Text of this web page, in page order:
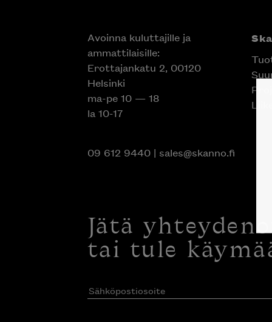
Avoinna kuluttajille ja
ammattilaisille:
Erottajankatu 2, 00120
Helsinki
ma-pe 10 — 18
la 10-17
09 612 9440| sales@skanno.fi
Jätä
tai tule
Sähköpostiosoite(Pakollinen)